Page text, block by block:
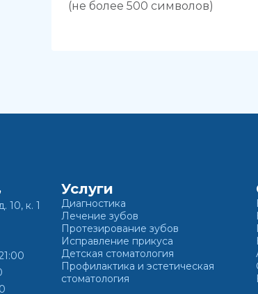
10, к. 1
Услуги
Диагностика
Лечение зубов
Протезирование зубов
Исправление прикуса
Детская стоматология
Профилактика и эстетическая
стоматология